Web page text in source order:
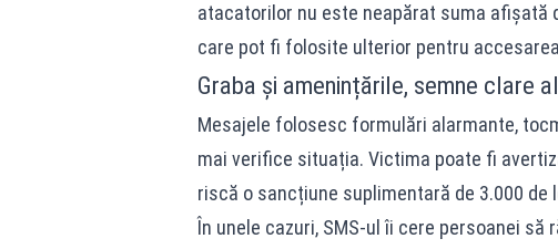
atacatorilor nu este neapărat suma
care pot fi folosite ulterior pentru
Graba și amenințările, semne clare
Mesajele folosesc formulări alarmante,
mai verifice situația. Victima poate fi
riscă o sancțiune suplimentară de 3.000 de
În unele cazuri, SMS-ul îi cere persoanei să